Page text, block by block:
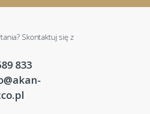
Skontaktuj się z
833